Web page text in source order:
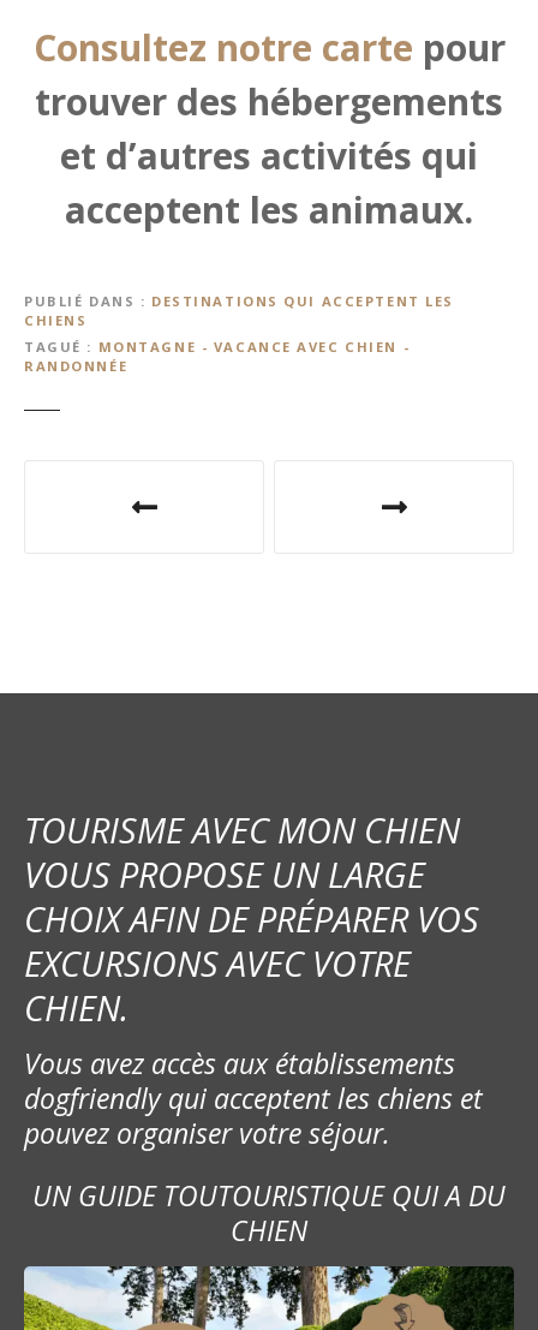
Consultez notre carte pour
trouver des hébergements
et d’autres activités qui
acceptent les animaux.
PUBLIÉ DANS
DESTINATIONS QUI ACCEPTENT LES
CHIENS
TAGUÉ
MONTAGNE - VACANCE AVEC CHIEN -
RANDONNÉE
i
o
n
d
e
l
’
a
r
t
i
TOURISME AVEC MON CHIEN
VOUS PROPOSE UN LARGE
CHOIX AFIN DE PRÉPARER VOS
EXCURSIONS AVEC VOTRE
CHIEN.
Vous avez accès aux établissements
dogfriendly qui acceptent les chiens et
pouvez organiser votre séjour.
UN GUIDE TOUTOURISTIQUE QUI A DU
CHIEN